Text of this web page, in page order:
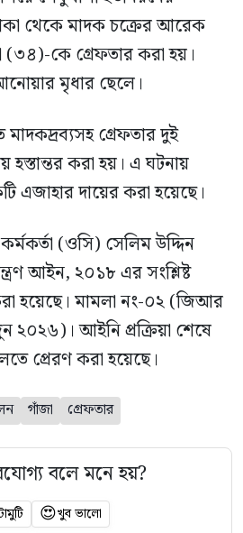
থেকে মাদক চক্রের আরেক
কে গ্রেফতার করা হয়।
মৃধার ছেলে।
গ্রেফতার দুই
করা হয়। এ ঘটনায়
এজাহার দায়ের করা হয়েছে।
(ওসি) সেলিম উদ্দিন
আইন, ২০১৮ এর সংশ্লিষ্ট
হয়েছে। মামলা নং-০২ (জিআর
আইনি প্রক্রিয়া শেষে
প্রেরণ করা হয়েছে।
গাঁজা গ্রেফতার
বলে মনে হয়?
😍খুব ভালো